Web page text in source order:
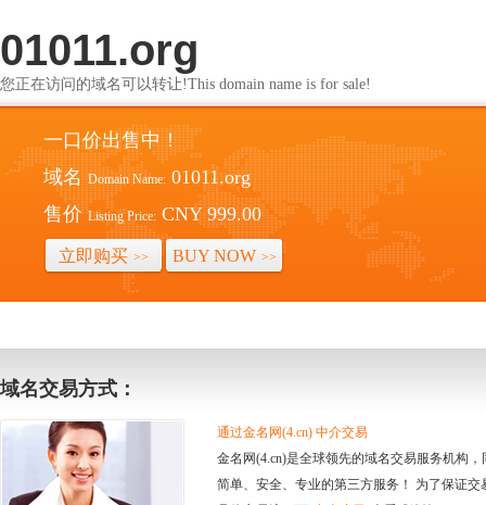
01011.org
您正在访问的域名可以转让!This domain name is for sale!
一口价出售中！
域名 Domain Name: 01011.org
售价 Listing Price: CNY 999.00
立即购买 >> BUY NOW >>
域名交易方式：
通过金名网(4.cn) 中介交易
金名网(4.cn)是全球领先的域名交易服务机构
简单、安全、专业的第三方服务！ 为了保证